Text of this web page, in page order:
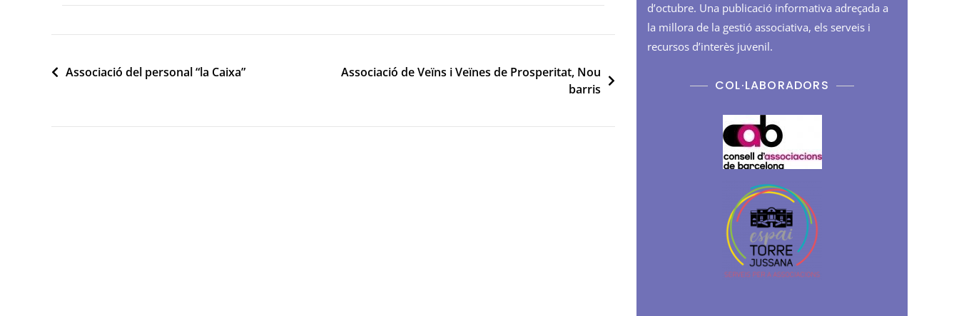
Navegació
Associació del personal “la Caixa”
Associació de Veïns i Veïnes de Prosperitat, Nou
barris
d’octubre. Una publicació informativa adreçada a
la millora de la gestió associativa, els serveis i
recursos d’interès juvenil.
COL·LABORADORS